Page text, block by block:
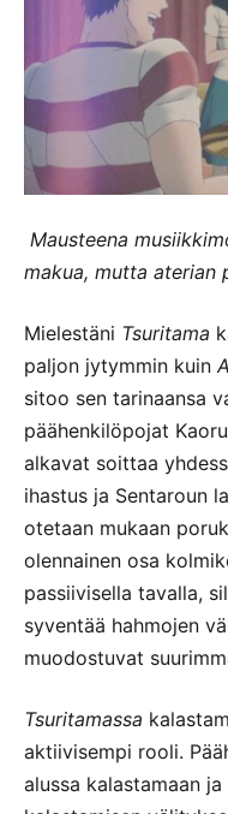
Mausteena
makua, mutta aterian
Mielestäni Tsuritama
paljon jytymmin kuin
sitoo sen tarinaansa
päähenkilöpojat
alkavat soittaa
ihastus ja Sentaroun
otetaan mukaan
olennainen osa
passiivisella tavalla,
syventää hahmojen
muodostuvat
Tsuritamassa
aktiivisempi rooli.
alussa kalastamaan